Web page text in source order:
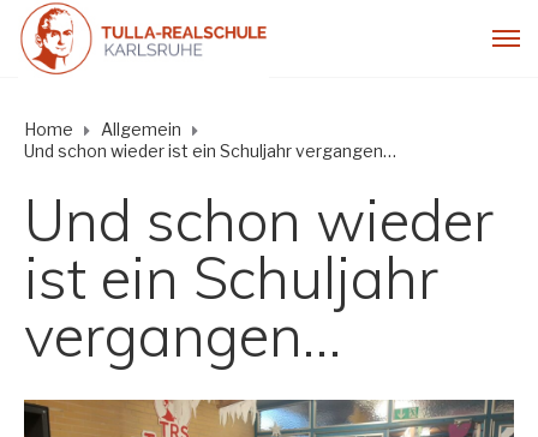
Home
Allgemein
Und schon wieder ist ein Schuljahr vergangen…
Und schon wieder
ist ein Schuljahr
vergangen…